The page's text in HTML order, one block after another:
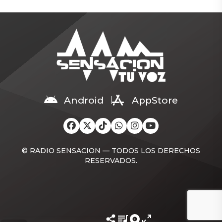
eran construidas de adobe
cocer, fabricado con una
masa de barro, arcilla, arena
y, a menudo, paja u otras
fibras, que se moldea y se
seca al sol para construir)
Plan Chile Sale Adelante
7,7 millones de hogares del
país. La medida contempla
un aporte único
de $27.000 y busca mitigar
el impacto del alza en los
precios de los
combustibles en […]
Android AppStore
© RADIO SENSACION — TODOS LOS DERECHOS
RESERVADOS.